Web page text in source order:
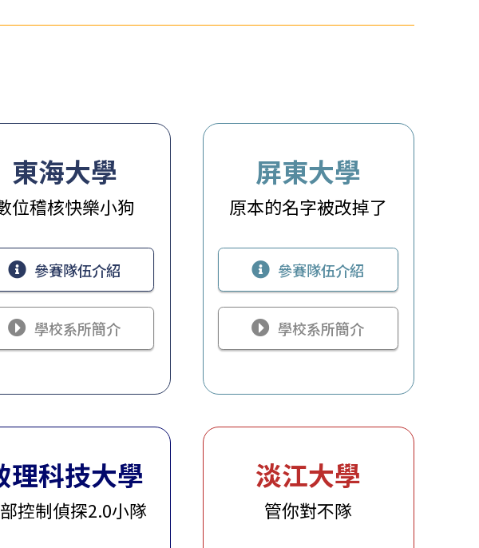
東海大學
位稽核快樂小狗
參賽隊伍介紹
學校系所簡介
屏東大學
原本的名字被改掉了
參賽隊伍介紹
學校系所簡介
理科技大學
控制偵探2.0小隊
淡江大學
管你對不隊